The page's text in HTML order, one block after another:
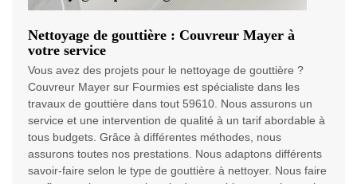
Nettoyage de gouttière : Couvreur Mayer à
votre service
Vous avez des projets pour le nettoyage de gouttière ?
Couvreur Mayer sur Fourmies est spécialiste dans les
travaux de gouttière dans tout 59610. Nous assurons un
service et une intervention de qualité à un tarif abordable à
tous budgets. Grâce à différentes méthodes, nous
assurons toutes nos prestations. Nous adaptons différents
savoir-faire selon le type de gouttière à nettoyer. Nous faire